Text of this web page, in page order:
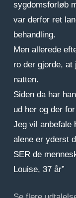
sygdomsforløb
var derfor ret
behandling.
Men allerede
ro der gjorde, at
natten.
Siden da har
ud her og der
Jeg vil anbefale
alene er yderst
SER de
Louise, 37 år”